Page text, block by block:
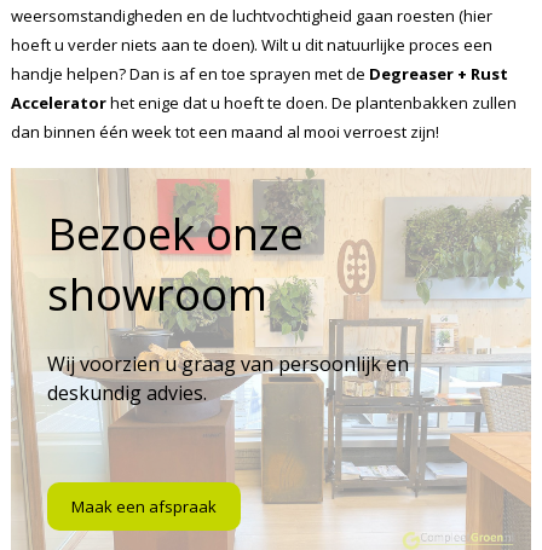
weersomstandigheden en de luchtvochtigheid gaan roesten (hier
hoeft u verder niets aan te doen). Wilt u dit natuurlijke proces een
handje helpen? Dan is af en toe sprayen met de Degreaser + Rust
Acceleratorhet enige dat u hoeft te doen. De plantenbakken zullen
dan binnen één week tot een maand al mooi verroest zijn!
Bezoek onze
showroom
Wij voorzien u graag van persoonlijk en
deskundig advies.
Maak een afspraak